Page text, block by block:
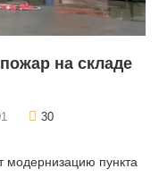
на складе
30